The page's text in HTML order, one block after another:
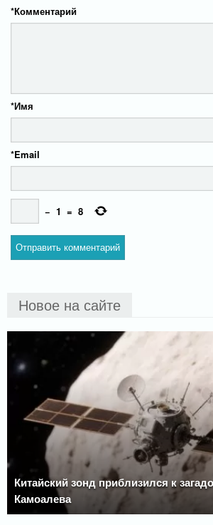
Комментарий
*
Имя
*
Email
*
− 1 = 8
Новое на сайте
Китайский зонд приблизился к
Камоалева